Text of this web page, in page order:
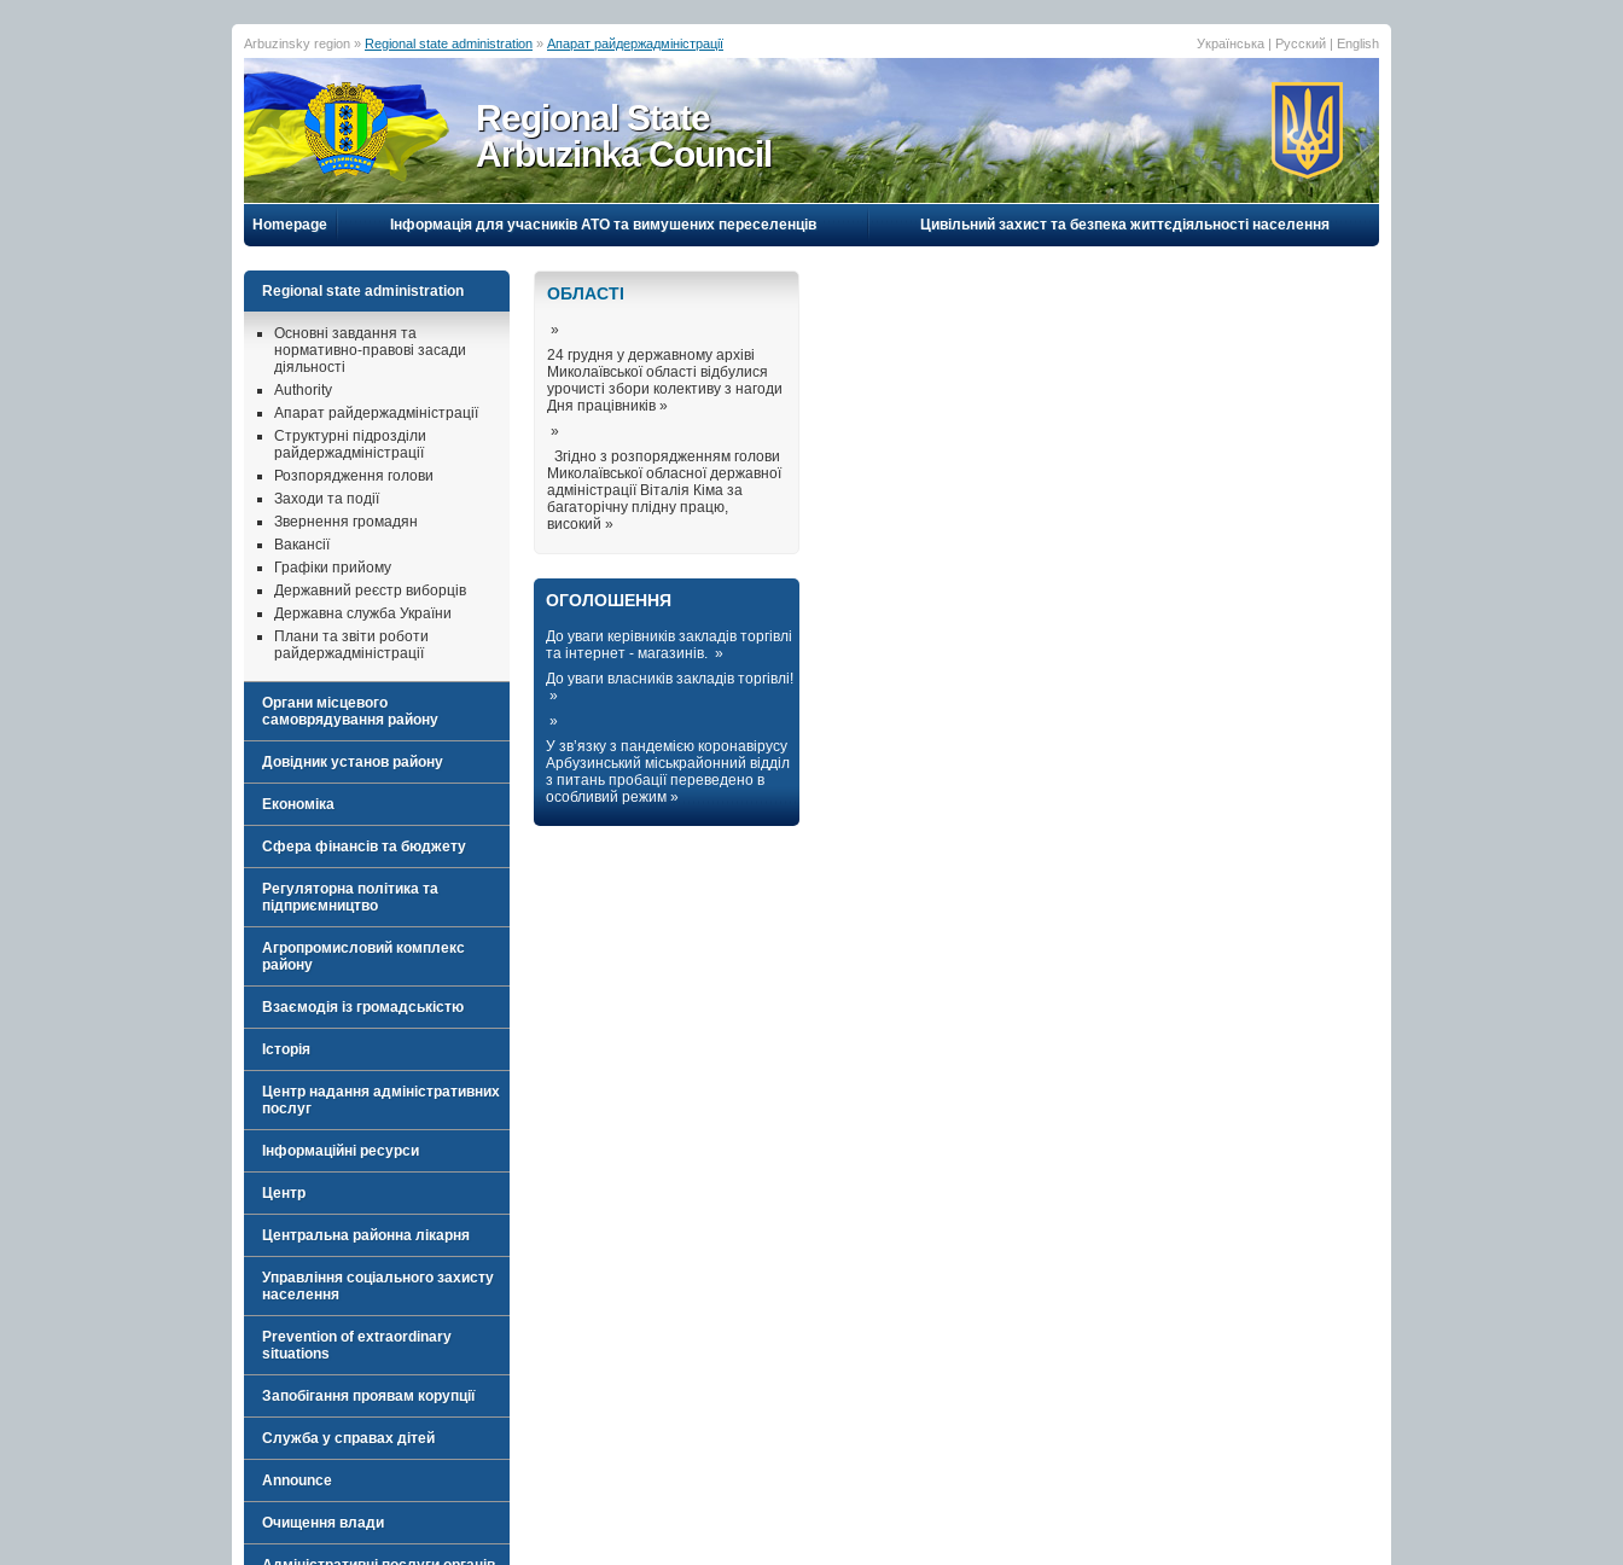
Arbuzinsky region » Regional state administration » Апарат райдержадміністрації Українська | Русский | English
Regional State
Arbuzinka Council
Homepage Інформація для учасників АТО та вимушених переселенців Цивільний захист та безпека життєдіяльності населення
Regional state administration
Основні завдання та
нормативно-правові засади
діяльності
Authority
Апарат райдержадміністрації
Структурні підрозділи
райдержадміністрації
Розпорядження голови
Заходи та події
Звернення громадян
Вакансії
Графіки прийому
Державний реєстр виборців
Державна служба України
Плани та звіти роботи
райдержадміністрації
Органи місцевого
самоврядування району
Довідник установ району
Економіка
Сфера фінансів та бюджету
Регуляторна політика та
підприємництво
Агропромисловий комплекс
району
Взаємодія із громадськістю
Історія
Центр надання адміністративних
послуг
Інформаційні ресурси
Центр
Центральна районна лікарня
Управління соціального захисту
населення
Prevention of extraordinary
situations
Запобігання проявам корупції
Служба у справах дітей
Announce
Очищення влади
ОБЛАСТI
»
24 грудня у державному архіві
Миколаївської області відбулися
урочисті збори колективу з нагоди
Дня працівників »
»
Згідно з розпорядженням голови
Миколаївської обласної державної
адміністрації Віталія Кіма за
багаторічну плідну працю,
високий »
ОГОЛОШЕННЯ
До уваги керівників закладів торгівлі
та інтернет - магазинів. »
До уваги власників закладів торгівлі!
»
»
У зв’язку з пандемією коронавірусу
Арбузинський міськрайонний відділ
з питань пробації переведено в
особливий режим »